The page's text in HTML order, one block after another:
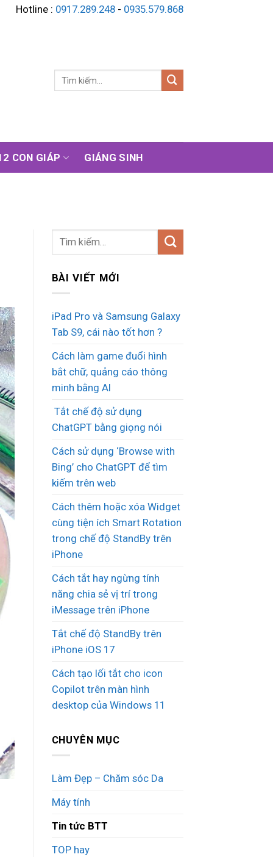
Hotline : 0917.289.248 - 0935.579.868
Tìm
CON GIÁP GIÁNG SINH
BÀI VIẾT MỚI
iPad Pro và Samsung Galaxy
Tab S9, cái nào tốt hơn ?
Cách làm game đuổi hình
bắt chữ, quảng cáo thông
minh bằng AI
Tắt chế độ sử dụng
ChatGPT bằng giọng nói
Cách sử dụng ‘Browse with
Bing’ cho ChatGPT để tìm
kiếm trên web
Cách thêm hoặc xóa Widget
cùng tiện ích Smart Rotation
trong chế độ StandBy trên
iPhone
Cách tắt hay ngừng tính
năng chia sẻ vị trí trong
iMessage trên iPhone
Tắt chế độ StandBy trên
iPhone iOS 17
Cách tạo lối tắt cho icon
Copilot trên màn hình
desktop của Windows 11
CHUYÊN MỤC
Làm Đẹp – Chăm sóc Da
Máy tính
Tin tức BTT
TOP hay